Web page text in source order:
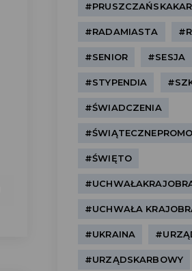
#RADAMIASTA
#SENIOR #SESJA
#STYPENDIA
#ŚWIADCZENIA
#ŚWIĘTO
#UCHWAŁA
#UKRAINA
#URZĄDSKARBOWY